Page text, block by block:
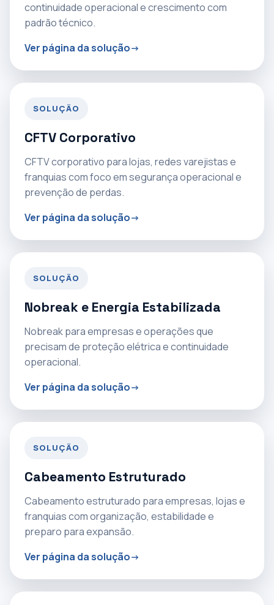
continuidade operacional e crescimento com
padrão técnico.
Ver página da solução
SOLUÇÃO
CFTV Corporativo
CFTV corporativo para lojas, redes varejistas e
franquias com foco em segurança operacional e
prevenção de perdas.
Ver página da solução
SOLUÇÃO
Nobreak e Energia Estabilizada
Nobreak para empresas e operações que
precisam de proteção elétrica e continuidade
operacional.
Ver página da solução
SOLUÇÃO
Cabeamento Estruturado
Cabeamento estruturado para empresas, lojas e
franquias com organização, estabilidade e
preparo para expansão.
Ver página da solução